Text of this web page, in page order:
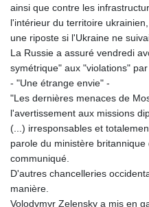
ainsi que contre les
l'intérieur du territoire
une riposte si l'Ukraine ne
La Russie a assuré vendredi
symétrique" aux "violations"
- "Une étrange envie" -
"Les dernières menaces de
l'avertissement aux missions
(...) irresponsables et
parole du ministère
communiqué.
D'autres chancelleries
manière.
Volodymyr Zelensky a mis en